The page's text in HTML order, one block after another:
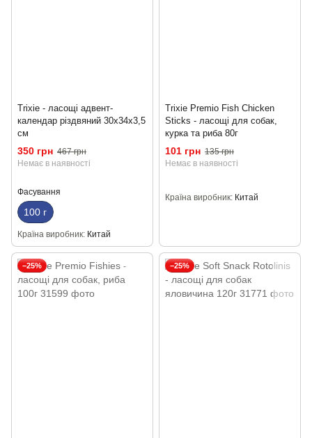
Trixie - ласощі адвент-
календар різдвяний 30х34х3,5
см
350 грн 467 грн
Немає в наявності
Фасування
100 г
Країна виробник Китай
Trixie Premio Fish Chicken
Sticks - ласощі для собак,
курка та риба 80г
101 грн 135 грн
Немає в наявності
Країна виробник Китай
−25% −25%